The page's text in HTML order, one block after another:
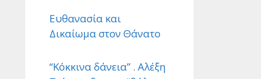
Ευθανασία και
Δικαίωμα στον Θάνατο
“Κόκκινα δάνεια” . Αλέξη